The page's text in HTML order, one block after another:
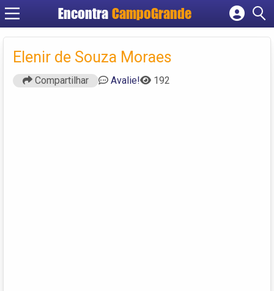
Encontra CampoGrande
Cadastrar empresa
Criar conta
Elenir de Souza Moraes
Compartilhar Avalie! 192